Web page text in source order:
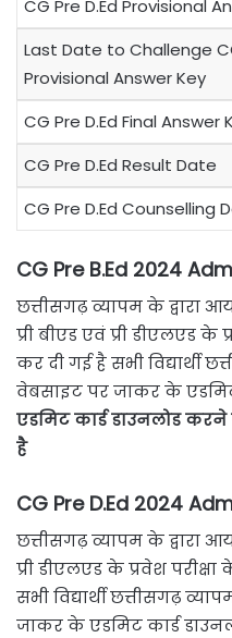
CG Pre D.Ed Provisional
Last Date to Challenge
Provisional Answer Key
CG Pre D.Ed Final Answer
CG Pre D.Ed Result Date
CG Pre D.Ed Counselling
CG Pre B.Ed 2024
छत्तीसगढ़ व्यापम के द्वारा
प्री बीएड एवं प्री डीएलएड के
कर दी गई है सभी विद्यार्थी
वेबसाइट पर जाकर के
एडमिट कार्ड डाउनलोड
है
CG Pre D.Ed 2024
छत्तीसगढ़ व्यापम के द्वारा
प्री डीएलएड के प्रवेश
सभी विद्यार्थी छत्तीसगढ़
जाकर के एडमिट कार्ड